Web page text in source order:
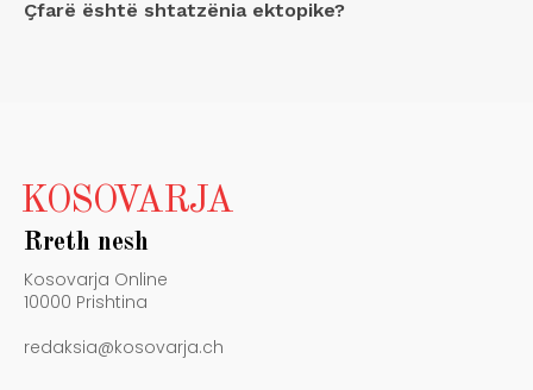
Çfarë është shtatzënia ektopike?
KOSOVARJA
Rreth nesh
Kosovarja Online
10000 Prishtina
redaksia@kosovarja.ch